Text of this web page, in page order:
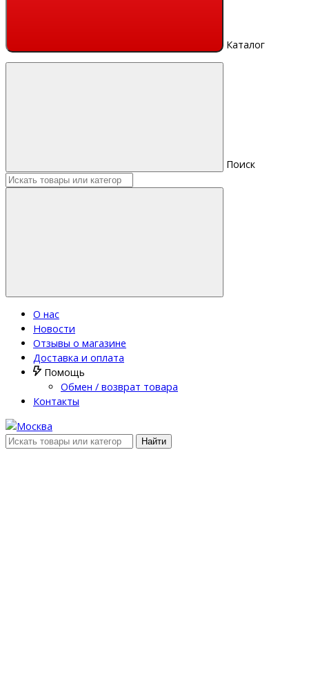
Каталог
Поиск
О нас
Новости
Отзывы о магазине
Доставка и оплата
Помощь
Обмен / возврат товара
Контакты
Найти